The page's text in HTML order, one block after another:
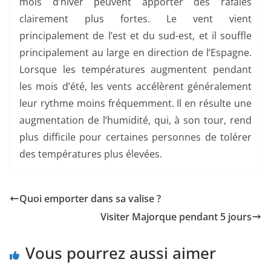
clairement plus fortes. Le vent vient
principalement de l’est et du sud-est, et il souffle
principalement au large en direction de l’Espagne.
Lorsque les températures augmentent pendant
les mois d’été, les vents accélèrent généralement
leur rythme moins fréquemment. Il en résulte une
augmentation de l’humidité, qui, à son tour, rend
plus difficile pour certaines personnes de tolérer
des températures plus élevées.
Quoi emporter dans sa valise ?
Visiter Majorque pendant 5 jours
Vous pourrez aussi aimer